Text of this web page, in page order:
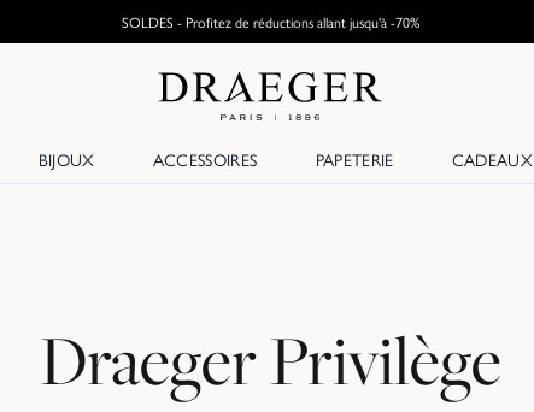
SOLDES - Profitez de réductions allant jusqu'à -70%
BIJOUX ACCESSOIRES PAPETERIE CADEAUX
Draeger Privilège